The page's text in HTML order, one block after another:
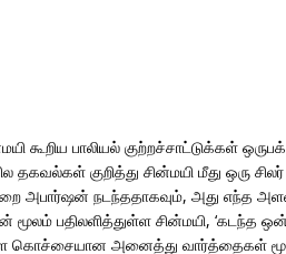
கூறிய பாலியல் குற்றச்சாட்டுக்கள்
தகவல்கள் குறித்து சின்மயி மீது ஒரு சிலர்
அபார்ஷன் நடந்ததாகவும், அது எந்த
மூலம் பதிலளித்துள்ள சின்மயி, ‘கடந்த
உள்ள கொச்சையான அனைத்து வார்த்தைகள்